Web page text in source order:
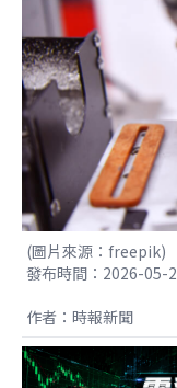
(圖片來源：freepik)
發布時間：2026-05-
作者：時報新聞